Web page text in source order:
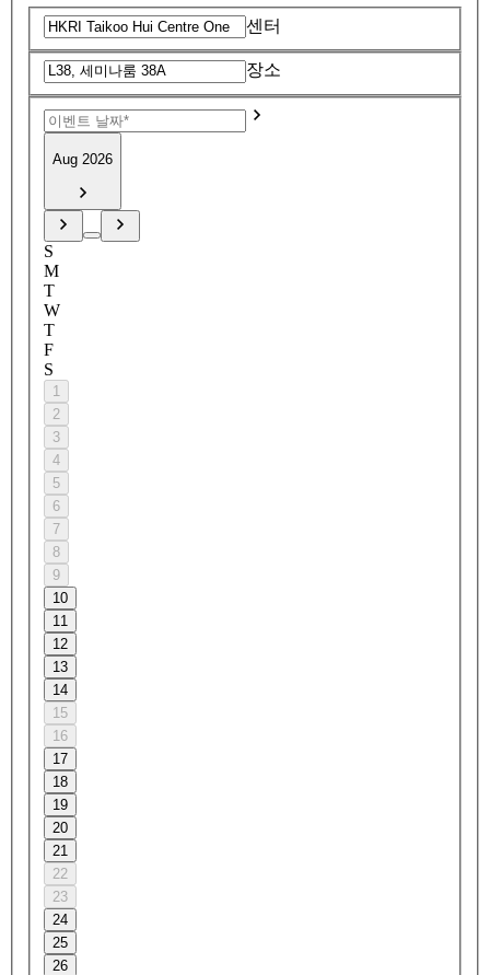
센터
장소
Aug 2026
S
M
T
W
T
F
S
1
2
3
4
5
6
7
8
9
10
11
12
13
14
15
16
17
18
19
20
21
22
23
24
25
26